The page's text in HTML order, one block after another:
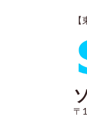
〒